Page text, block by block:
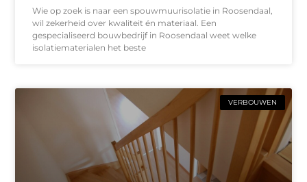
Wie op zoek is naar een spouwmuurisolatie in Roosendaal,
wil zekerheid over kwaliteit én materiaal. Een
gespecialiseerd bouwbedrijf in Roosendaal weet welke
isolatiematerialen het beste
VERBOUWEN